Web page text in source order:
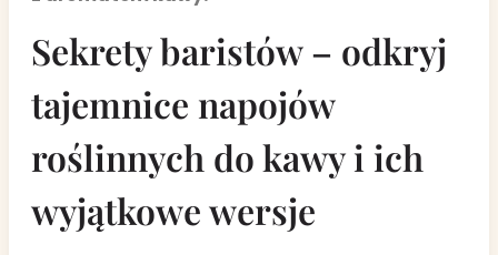
Sekrety baristów – odkryj
tajemnice napojów
roślinnych do kawy i ich
wyjątkowe wersje